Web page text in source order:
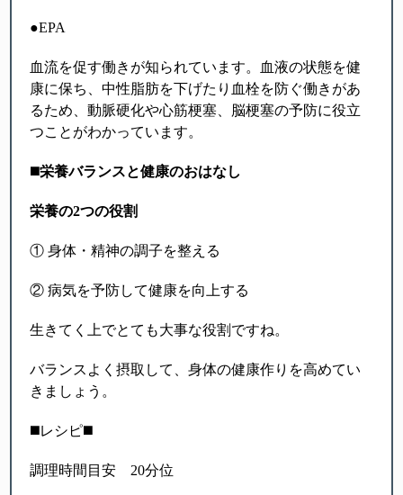
●EPA
血流を促す働きが知られています。血液の状態を健
康に保ち、中性脂肪を下げたり血栓を防ぐ働きがあ
るため、動脈硬化や心筋梗塞、脳梗塞の予防に役立
つことがわかっています。
◼️栄養バランスと健康のおはなし
栄養の2つの役割
① 身体・精神の調子を整える
② 病気を予防して健康を向上する
生きてく上でとても大事な役割ですね。
バランスよく摂取して、身体の健康作りを高めてい
きましょう。
◼️レシピ◼️
調理時間目安 20分位